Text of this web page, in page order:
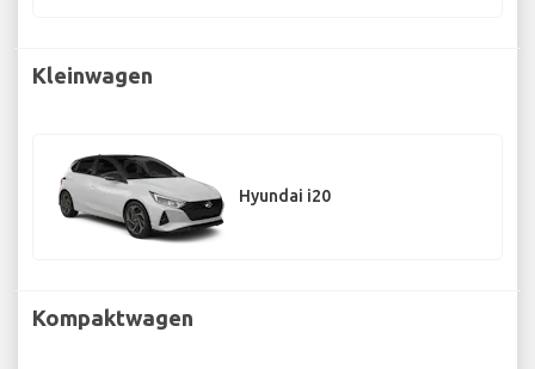
Kleinwagen
Hyundai i20
Kompaktwagen